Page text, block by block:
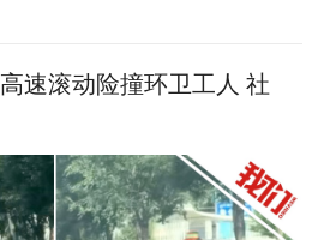
速滚动险撞环卫工人 社